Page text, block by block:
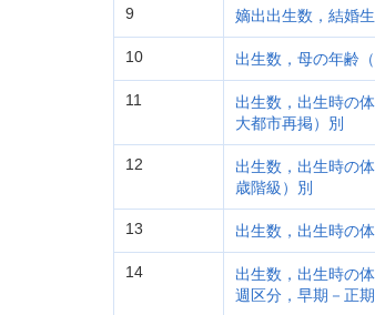
9 嫡出出生数，結婚
10 出生数，母の年齢
11
出生数，出生時の
大都市再掲）別
12
出生数，出生時の
歳階級）別
13 出生数，出生時の
14
出生数，出生時の
週区分，早期－正